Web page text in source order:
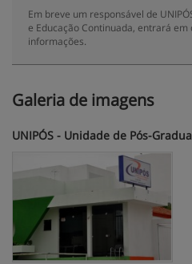
Em breve um responsável de
e Educação Continuada, entrará
informações.
Galeria de imagens
UNIPÓS - Unidade de Pós-